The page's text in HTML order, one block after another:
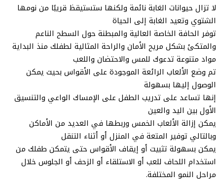
لا تزال حيوانات الغابة نائمة ولكنها ستستيقظ قريبًا من نومها
الشتوي وتعيد الغابة إلى الحياة
توفر الحافة الخاصة العالية والمبطنة حول السطح الناعم
والمتكئ بشكل مريح الأمان والراحة المثالية لطفلك منذ البداية
مواد متنوعة تدعوك للمس والاحتضان واللعب
تم وضع الألعاب الرائعة الموجودة على الأقواس بحيث يمكن
الوصول إليها بسهولة
إنها تساعد على تدريب الطفل على الإمساك الواعي والتنسيق
الأول بين اليد والعين
يمكن إزالة الألعاب الخمس وربطها في العديد من الأماكن
وبالتالي توفير المتعة في المنزل أو أثناء التنقل
يمكن بسهولة تثبيت أو إيقاف الأقواس حتى يتمكن طفلك من
استخدام اللحاف للعب أو الاستلقاء أو الزحف أو الجلوس خلال
مراحل النمو المختلفة.